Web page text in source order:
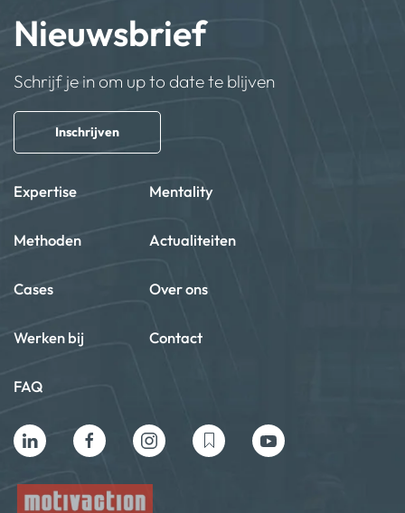
Nieuwsbrief
Schrijf je in om up to date te blijven
Inschrijven
Expertise Mentality
Methoden Actualiteiten
Cases Over ons
Werken bij Contact
FAQ